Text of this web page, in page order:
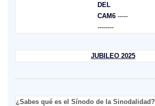
DEL
CAM6-----
--------
JUBILEO 2025
¿Sabes qué es el Sínodo de la Sinodalidad?